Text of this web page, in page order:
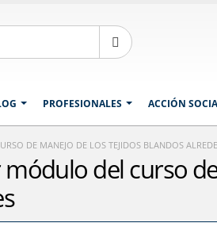
PROFESIONALES ACCIÓN
DE MANEJO DE LOS TEJIDOS BLANDOS
del curso